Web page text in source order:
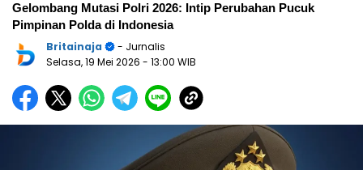
Gelombang Mutasi Polri 2026: Intip Perubahan Pucuk
Pimpinan Polda di Indonesia
Britainaja
- Jurnalis
Selasa, 19 Mei 2026 - 13:00 WIB